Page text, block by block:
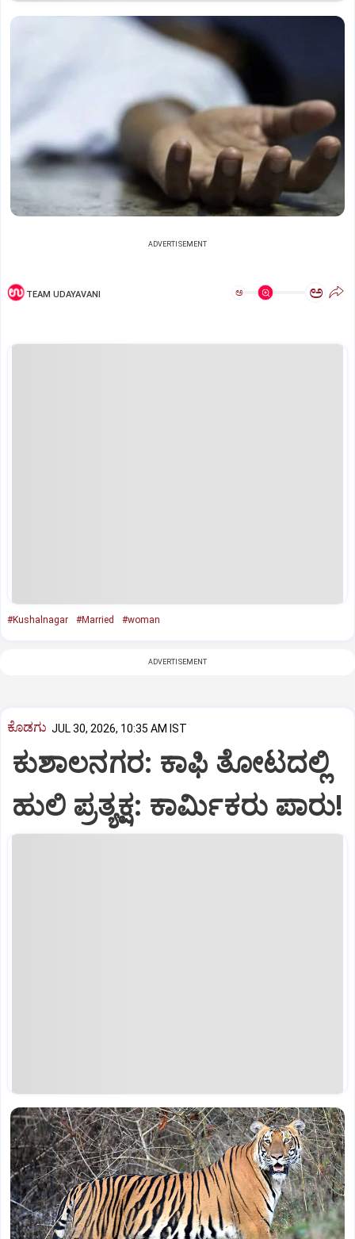
ADVERTISEMENT
TEAM UDAYAVANI ಅ ಅ
#Kushalnagar #Married #woman
ADVERTISEMENT
ಕೊಡಗು JUL 30, 2026, 10:35 AM IST
ಕುಶಾಲನಗರ: ಕಾಫಿ ತೋಟದಲ್ಲಿ
ಹುಲಿ ಪ್ರತ್ಯಕ್ಷ: ಕಾರ್ಮಿಕರು ಪಾರು!